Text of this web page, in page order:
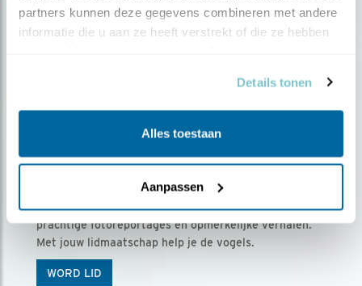
partners kunnen deze gegevens combineren met andere
informatie die u aan ze heeft verstrekt of die ze hebben
Details tonen
Alles toestaan
Aanpassen
Ontvang 5 x Vogels voor € 36,00 per jaar
Vogels is het tijdschrift voor onze leden, met
prachtige fotoreportages en opmerkelijke verhalen.
Met jouw lidmaatschap help je de vogels.
WORD LID